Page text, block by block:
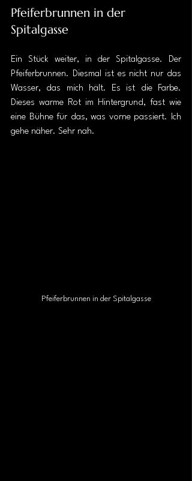
Pfeiferbrunnen in der
Spitalgasse
Ein Stück weiter, in der Spitalgasse. Der
Pfeiferbrunnen. Diesmal ist es nicht nur das
Wasser, das mich hält. Es ist die Farbe.
Dieses warme Rot im Hintergrund, fast wie
eine Bühne für das, was vorne passiert. Ich
gehe näher. Sehr nah.
Pfeiferbrunnen in der Spitalgasse